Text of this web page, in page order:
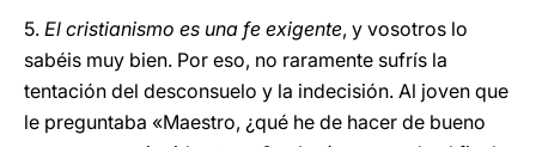
5. El cristianismo es una fe exigente, y vosotros lo
sabéis muy bien. Por eso, no raramente sufrís la
tentación del desconsuelo y la indecisión. Al joven que
le preguntaba «Maestro, ¿qué he de hacer de bueno